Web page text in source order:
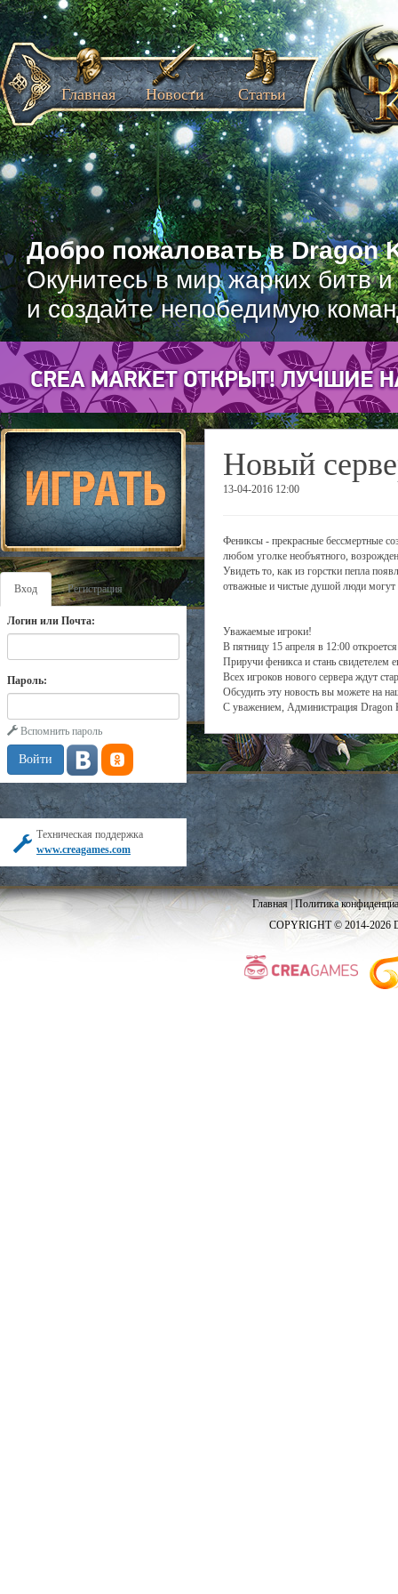
Добро пожаловать в Dragon
Окунитесь в мир жарких битв
и создайте непобедимую
Главная Новости Статьи
Вход Регистрация
Логин или Почта:
Пароль:
Вспомнить пароль
Техническая поддержка
www.creagames.com
Новый
13-04-2016 12:00
Фениксы - прекрасные бессмертные
любом уголке необъятного,
Увидеть то, как из горстки пепла
отважные и чистые душой люди могут
Уважаемые игроки!
В пятницу 15 апреля в 12:00
Приручи феникса и стань свидетелем
Всех игроков нового сервера ждут
Обсудить эту новость вы можете на
С уважением, Администрация Dragon
Главная|Политика
COPYRIGHT © 2014-2026